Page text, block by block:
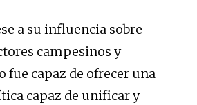
a su influencia sobre
campesinos y
fue capaz de ofrecer una
capaz de unificar y